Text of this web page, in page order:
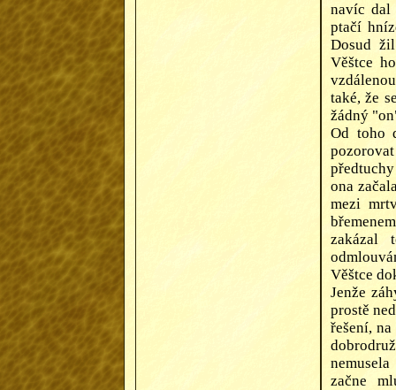
navíc dal
ptačí
Dosud
Věštce
také, že
žádný
Od toho
ona
mezi
zakázal
Věštce
Jenže
prostě
řešení,
začne